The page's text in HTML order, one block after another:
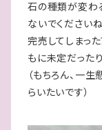
石の種類が変わ
ないでくださいね
完売してしまっ
もに未定だった
（もちろん、一
らいたいです）